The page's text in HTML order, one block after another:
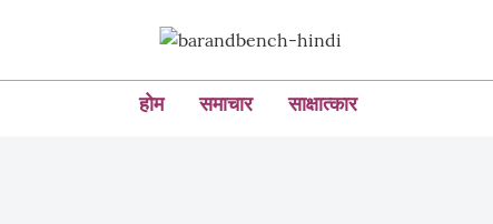
होम समाचार साक्षात्कार